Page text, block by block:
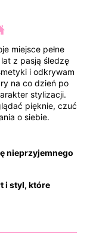
miejsce pełne
z pasją śledzę
i odkrywam
na co dzień po
stylizacji.
pięknie, czuć
o siebie.
nieprzyjemnego
i styl, które